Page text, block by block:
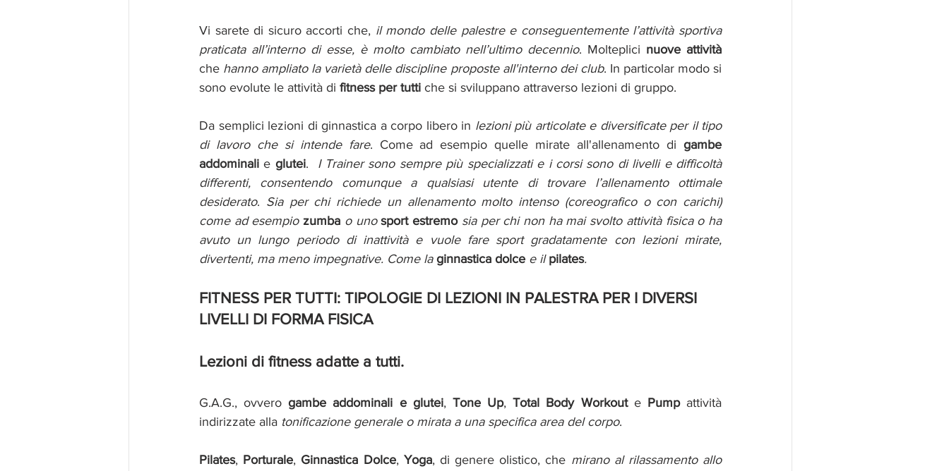
Vi sarete di sicuro accorti che, il mondo delle palestre e conseguentemente l’attività sportiva
praticata all’interno di esse, è molto cambiato nell’ultimo decennio. Molteplici nuove attività
che hanno ampliato la varietà delle discipline proposte all'interno dei club. In particolar modo si
sono evolute le attività di fitness per tutti che si sviluppano attraverso lezioni di gruppo.
Da semplici lezioni di ginnastica a corpo libero in lezioni più articolate e diversificate per il tipo
di lavoro che si intende fare. Come ad esempio quelle mirate all'allenamento di gambe
addominali e glutei. I Trainer sono sempre più specializzati e i corsi sono di livelli e difficoltà
differenti, consentendo comunque a qualsiasi utente di trovare l’allenamento ottimale
desiderato. Sia per chi richiede un allenamento molto intenso (coreografico o con carichi)
come ad esempio zumba o uno sport estremo sia per chi non ha mai svolto attività fisica o ha
avuto un lungo periodo di inattività e vuole fare sport gradatamente con lezioni mirate,
divertenti, ma meno impegnative. Come la ginnastica dolce e il pilates.
FITNESS PER TUTTI: TIPOLOGIE DI LEZIONI IN PALESTRA PER I DIVERSI
LIVELLI DI FORMA FISICA
Lezioni di fitness adatte a tutti.
G.A.G., ovvero gambe addominali e glutei, Tone Up, Total Body Workout e Pump attività
indirizzate alla tonificazione generale o mirata a una specifica area del corpo.
Pilates, Porturale, Ginnastica Dolce, Yoga, di genere olistico, che mirano al rilassamento allo